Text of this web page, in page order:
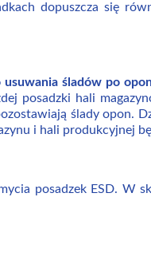
dopuszcza się
śladów po
posadzki hali
ślady opon.
i hali produkcyjnej
posadzek ESD. W